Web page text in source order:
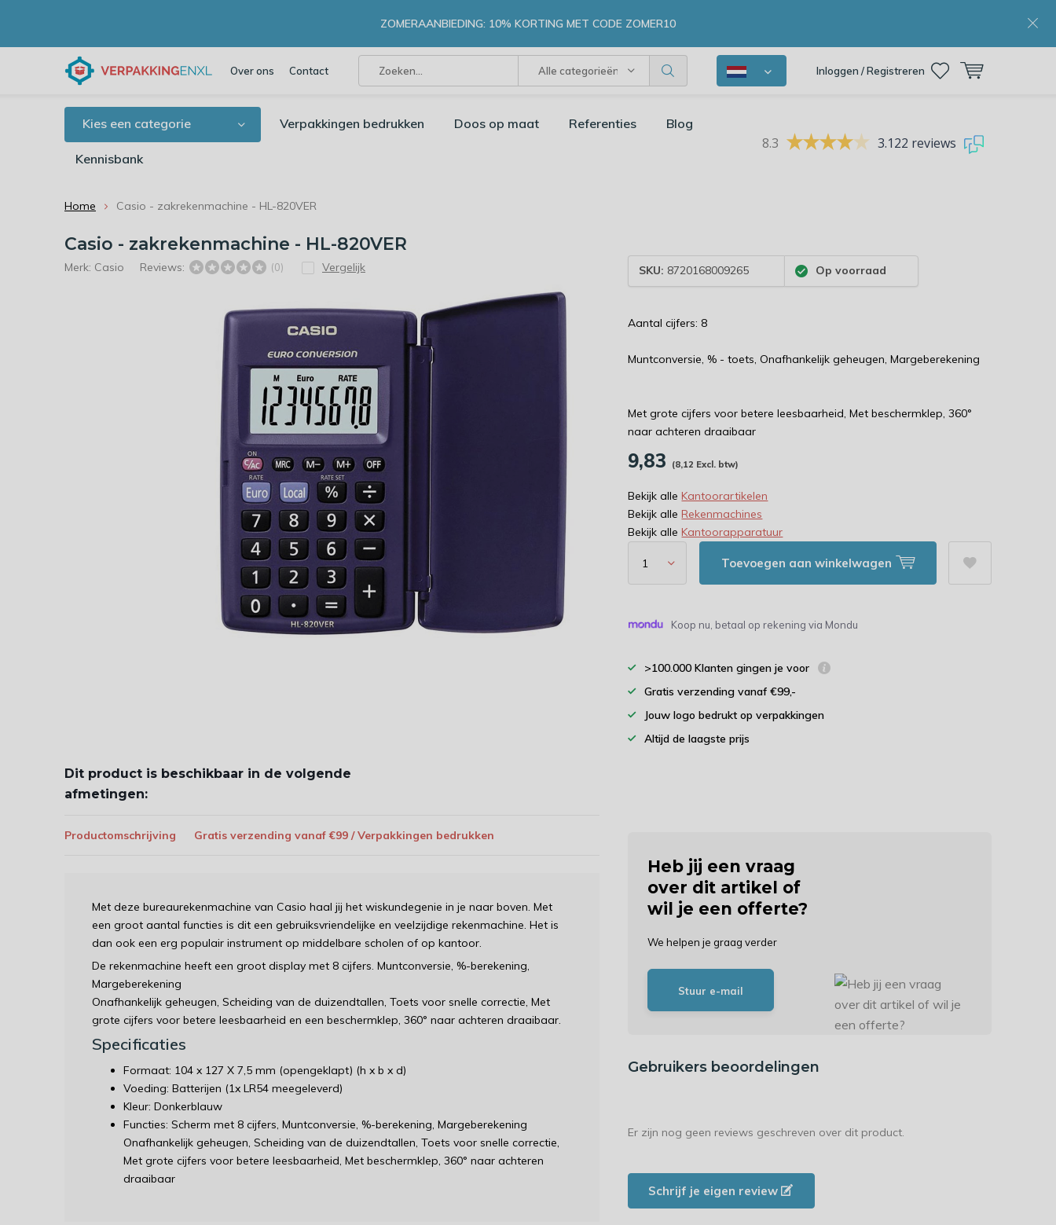
Over ons Contact Alle categorieën Inloggen / Registreren
ZOMERAANBIEDING: 10% KORTING MET CODE ZOMER10
Kies een categorie Verpakkingen bedrukken Doos op maat Referenties Blog
Kennisbank
8.3 3.122 reviews
Home Casio - zakrekenmachine - HL-820VER
Casio - zakrekenmachine - HL-820VER
Merk: Casio Reviews: (0) Vergelijk SKU: 8720168009265 Op voorraad
Aantal cijfers: 8
Muntconversie, % - toets, Onafhankelijk geheugen, Margeberekening
Met grote cijfers voor betere leesbaarheid, Met beschermklep, 360°
naar achteren draaibaar
9,83 (8,12 Excl. btw)
Bekijk alle Kantoorartikelen
Bekijk alle Rekenmachines
Bekijk alle Kantoorapparatuur
Toevoegen aan winkelwagen
Koop nu, betaal op rekening via Mondu
>100.000 Klanten gingen je voor
Gratis verzending vanaf €99,-
Jouw logo bedrukt op verpakkingen
Altijd de laagste prijs
Dit product is beschikbaar in de volgende
afmetingen:
Productomschrijving Gratis verzending vanaf €99 / Verpakkingen bedrukken
Met deze bureaurekenmachine van Casio haal jij het wiskundegenie in je naar boven. Met
een groot aantal functies is dit een gebruiksvriendelijke en veelzijdige rekenmachine. Het is
dan ook een erg populair instrument op middelbare scholen of op kantoor.
De rekenmachine heeft een groot display met 8 cijfers. Muntconversie, %-berekening,
Margeberekening
Onafhankelijk geheugen, Scheiding van de duizendtallen, Toets voor snelle correctie, Met
grote cijfers voor betere leesbaarheid en een beschermklep, 360° naar achteren draaibaar.
Specificaties
Formaat: 104 x 127 X 7,5 mm (opengeklapt) (h x b x d)
Voeding: Batterijen (1x LR54 meegeleverd)
Kleur: Donkerblauw
Functies: Scherm met 8 cijfers, Muntconversie, %-berekening, Margeberekening
Onafhankelijk geheugen, Scheiding van de duizendtallen, Toets voor snelle correctie,
Met grote cijfers voor betere leesbaarheid, Met beschermklep, 360° naar achteren
draaibaar
Heb jij een vraag
over dit artikel of
wil je een offerte?
We helpen je graag verder
Stuur e-mail
Gebruikers beoordelingen
Er zijn nog geen reviews geschreven over dit product.
Schrijf je eigen review